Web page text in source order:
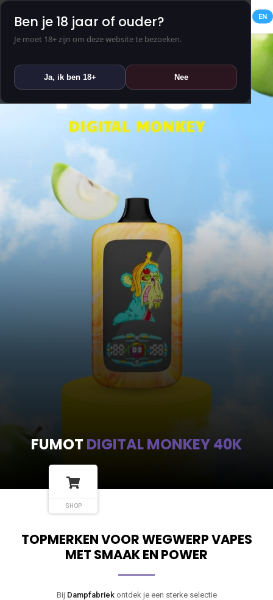
Ben je 18 jaar of ouder?
Je moet 18+ zijn om deze website te bezoeken.
Ja, ik ben 18+ Nee
EN
FUMOT DIGITAL MONKEY 40K
SHOP
TOPMERKEN VOOR WEGWERP VAPES
MET SMAAK EN POWER
Bij Dampfabriekontdek je een sterke selectie